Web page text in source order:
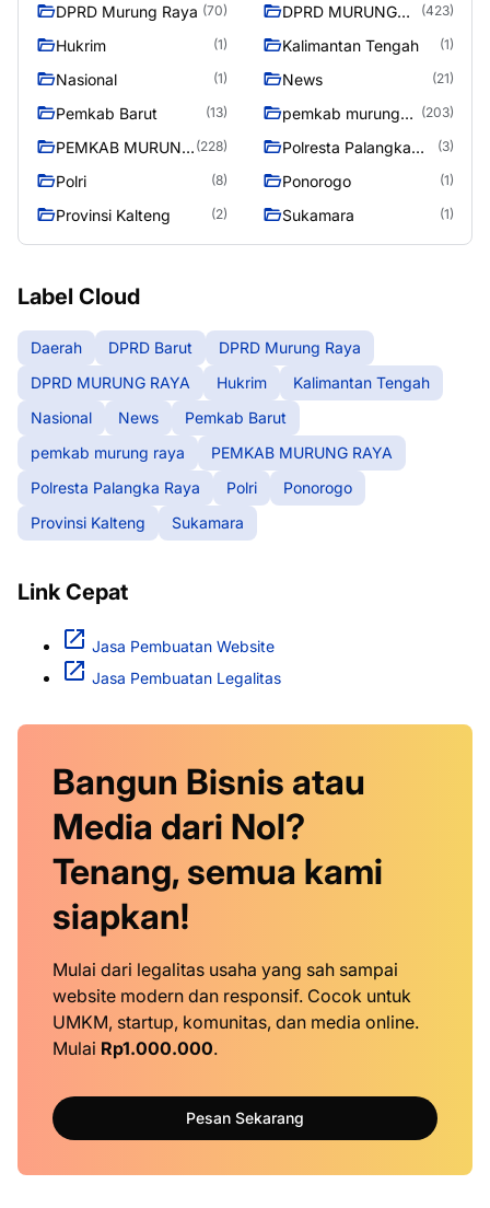
DPRD Murung Raya (70)
DPRD MURUNG
(423)
Hukrim (1) Kalimantan Tengah (1)
Nasional (1) News (21)
Pemkab Barut (13)
pemkab murung
(203)
PEMKAB MURUNG (228)
Polresta Palangka
(3)
Polri (8) Ponorogo (1)
Provinsi Kalteng (2) Sukamara (1)
Label Cloud
Daerah DPRD Barut
DPRD Murung Raya
DPRD MURUNG RAYA
Hukrim
Kalimantan Tengah
Nasional
News
Pemkab Barut
pemkab murung raya
PEMKAB MURUNG RAYA
Polresta Palangka Raya
Polri
Ponorogo
Provinsi Kalteng
Sukamara
Link Cepat
Jasa Pembuatan Website
Jasa Pembuatan Legalitas
Bangun Bisnis atau
Media dari Nol?
Tenang, semua kami
siapkan!
Mulai dari legalitas usaha yang sah sampai
website modern dan responsif. Cocok untuk
UMKM, startup, komunitas, dan media online.
Mulai Rp1.000.000.
Pesan Sekarang